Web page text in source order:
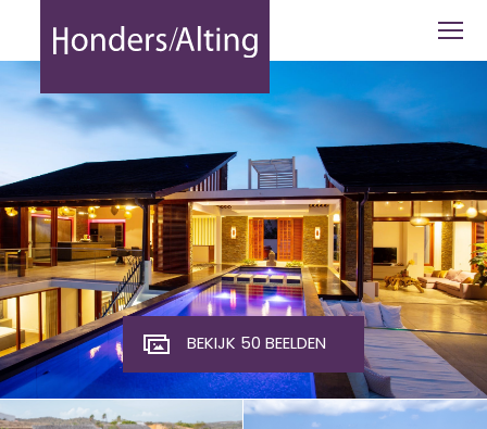
Jan Sofat | Curaçao - Honders Alting
BEKIJK 50 BEELDEN